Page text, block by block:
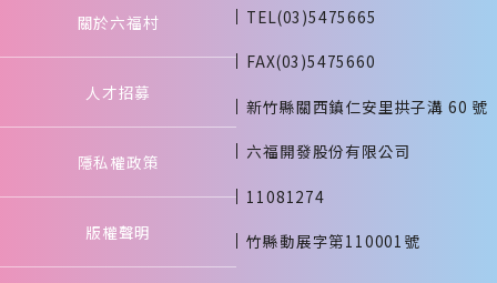
關於六福村
人才招募
隱私權政策
版權聲明
TEL(03)5475665
FAX(03)5475660
新竹縣關西鎮仁安里拱子溝 60 號
六福開發股份有限公司
11081274
竹縣動展字第110001號